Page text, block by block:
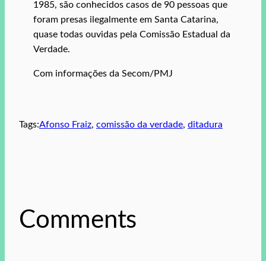
1985, são conhecidos casos de 90 pessoas que
foram presas ilegalmente em Santa Catarina,
quase todas ouvidas pela Comissão Estadual da
Verdade.
Com informações da Secom/PMJ
Tags:Afonso Fraiz, comissão da verdade, ditadura
Comments